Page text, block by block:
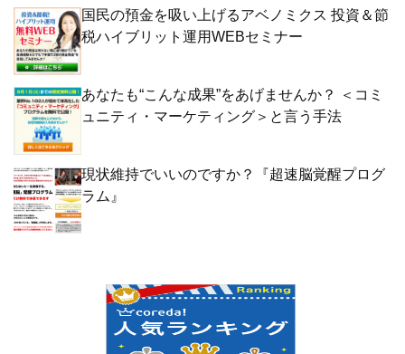
国民の預金を吸い上げるアベノミクス 投資＆節
税ハイブリット運用WEBセミナー
あなたも“こんな成果”をあげませんか？ ＜コミ
ュニティ・マーケティング＞と言う手法
現状維持でいいのですか？『超速脳覚醒プログ
ラム』